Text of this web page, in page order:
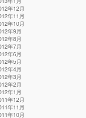
年12月
年11月
年10月
年9月
年8月
年7月
年6月
年5月
年4月
年3月
年2月
年1月
年12月
年11月
年10月